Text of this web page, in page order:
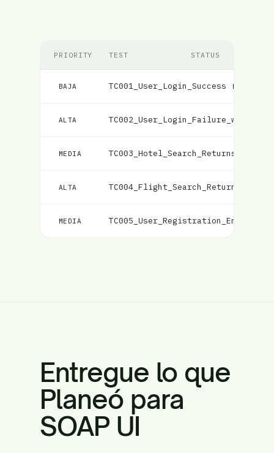
PRIORITY TEST STATUS
BAJA TC001_User_Login_Success Fallido
ALTA
MEDIA
ALTA
MEDIA
Entregue lo que
Planeó para
SOAP UI